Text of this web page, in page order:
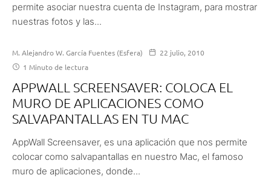
permite asociar nuestra cuenta de Instagram, para mostrar
nuestras fotos y las...
M. Alejandro W. García Fuentes (Esfera)
22 julio, 2010
1 Minuto de lectura
APPWALL SCREENSAVER: COLOCA EL
MURO DE APLICACIONES COMO
SALVAPANTALLAS EN TU MAC
AppWall Screensaver, es una aplicación que nos permite
colocar como salvapantallas en nuestro Mac, el famoso
muro de aplicaciones, donde...